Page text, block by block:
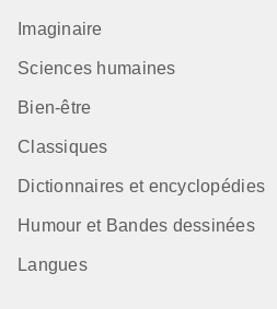
Imaginaire
Sciences humaines
Bien-être
Classiques
Dictionnaires et encyclopédies
Humour et Bandes dessinées
Langues